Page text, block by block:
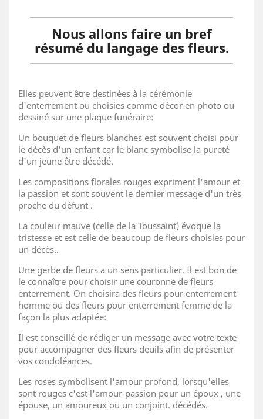
Nous allons faire un bref
résumé du langage des fleurs.
Elles peuvent être destinées à la cérémonie
d'enterrement ou choisies comme décor en photo ou
dessiné sur une plaque funéraire:
Un bouquet de fleurs blanches est souvent choisi pour
le décès d'un enfant car le blanc symbolise la pureté
d'un jeune être décédé.
Les compositions florales rouges expriment l'amour et
la passion et sont souvent le dernier message d'un très
proche du défunt .
La couleur mauve (celle de la Toussaint) évoque la
tristesse et est celle de beaucoup de fleurs choisies pour
un décès..
Une gerbe de fleurs a un sens particulier. Il est bon de
le connaître pour choisir une couronne de fleurs
enterrement. On choisira des fleurs pour enterrement
homme ou des fleurs pour enterrement femme de la
façon la plus adaptée:
Il est conseillé de rédiger un message avec votre texte
pour accompagner des fleurs deuils afin de présenter
vos condoléances.
Les roses symbolisent l'amour profond, lorsqu'elles
sont rouges c'est l'amour-passion pour un époux , une
épouse, un amoureux ou un conjoint. décédés.